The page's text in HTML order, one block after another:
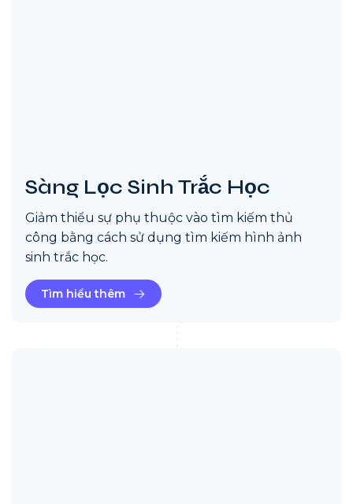
Sàng Lọc Sinh Trắc Học
Giảm thiểu sự phụ thuộc vào tìm kiếm thủ
công bằng cách sử dụng tìm kiếm hình ảnh
sinh trắc học.
Tìm hiểu thêm